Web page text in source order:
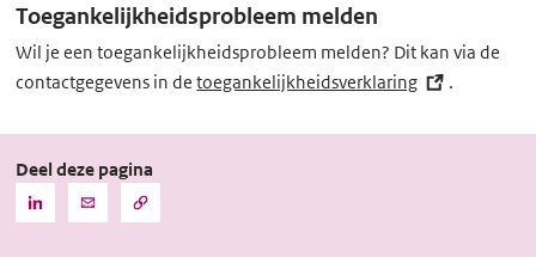
Toegankelijkheidsprobleem melden
Wil je een toegankelijkheidsprobleem melden? Dit kan via de
contactgegevens in detoegankelijkheidsverklaring (externe
.
Deel deze pagina
Deel
Deel
Kopieer
de